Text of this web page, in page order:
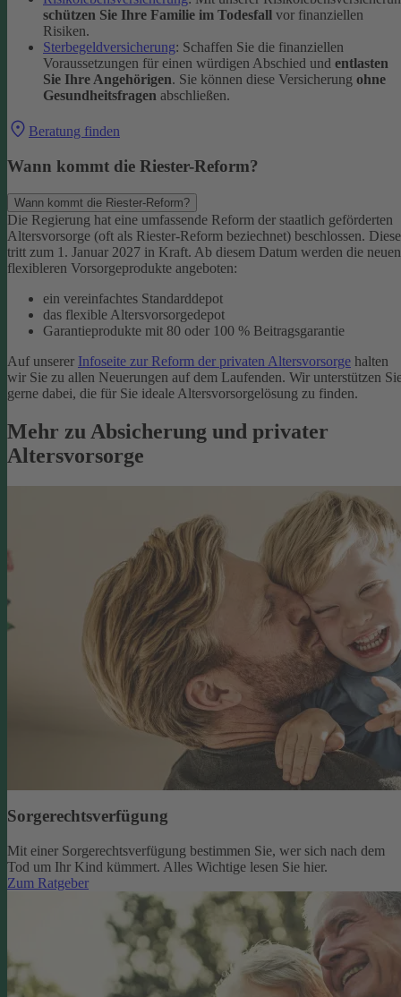
schützen Sie Ihre Familie im Todesfall vor finanziellen
Risiken.
Sterbegeldversicherung: Schaffen Sie die finanziellen
Voraussetzungen für einen würdigen Abschied und entlasten
Sie Ihre Angehörigen. Sie können diese Versicherung ohne
Gesundheitsfragen abschließen.
Beratung finden
Wann kommt die Riester-Reform?
Wann kommt die Riester-Reform?
Die Regierung hat eine umfassende Reform der staatlich geförderten
Altersvorsorge (oft als Riester-Reform beziechnet) beschlossen. Diese
tritt zum 1. Januar 2027 in Kraft. Ab diesem Datum werden die
flexibleren Vorsorgeprodukte angeboten:
ein vereinfachtes Standarddepot
das flexible Altersvorsorgedepot
Garantieprodukte mit 80 oder 100 % Beitragsgarantie
Auf unserer Infoseite zur Reform der privaten Altersvorsorge halten
wir Sie zu allen Neuerungen auf dem Laufenden. Wir unterstützen
gerne dabei, die für Sie ideale Altersvorsorgelösung zu finden.
Mehr zu Absicherung und privater
Altersvorsorge
Sorgerechtsverfügung
Mit einer Sorgerechtsverfügung bestimmen Sie, wer sich nach dem
Tod um Ihr Kind kümmert. Alles Wichtige lesen Sie hier.
Zum Ratgeber